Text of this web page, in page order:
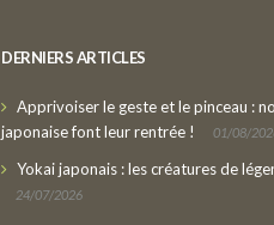
DERNIERS ARTICLES
Apprivoiser le geste et le pinceau :
japonaise font leur rentrée !
01/08/
Yokai japonais : les créatures de
24/07/2026